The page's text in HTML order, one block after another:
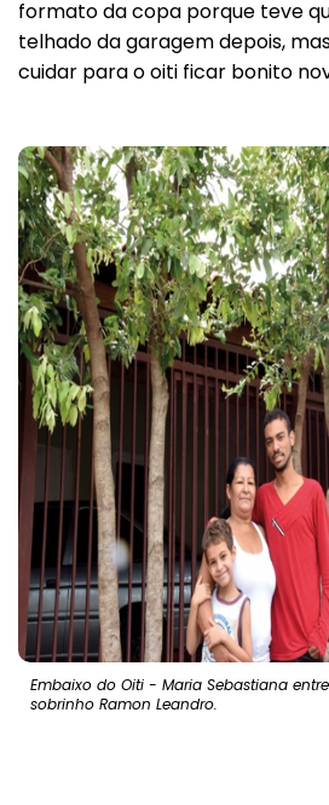
Voltar
formato da copa porque teve
telhado da garagem depois,
cuidar para o oiti ficar bonito
Embaixo do Oiti - Maria Sebastiana
sobrinho Ramon Leandro.